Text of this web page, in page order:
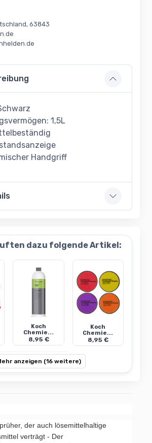
63843
1,5L
Handgriff
dazu folgende Artikel:
Koch
Chemie...
8,95 €
Koch
Chemie...
8,95 €
anzeigen (16 weitere)
der auch lösemittelhaltige
verträgt - Der